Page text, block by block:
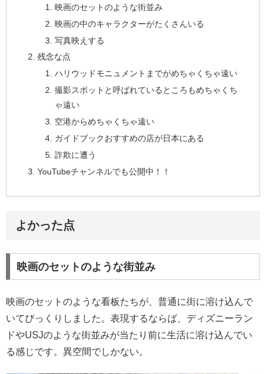
映画のセットのような街並み
映画の中のキャラクターがたくさんいる
写真映えする
残念な点
ハリウッドモニュメントまでがめちゃくちゃ遠い
撮影スポットと呼ばれているところもめちゃくち
ゃ遠い
空港からめちゃくちゃ遠い
ガイドブックおすすめの店が日本にある
詐欺に遭う
YouTubeチャンネルでも公開中！！
よかった点
映画のセットのような街並み
映画のセットのような看板たちが、普通に街に溶け込んで
いてびっくりしました。表現するならば、ディズニーラン
ドやUSJのような街並みが当たり前に生活に溶け込んでい
る感じです。異空間でしかない。